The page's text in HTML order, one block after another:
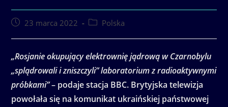
Post23 marca 2022
PostPolska
„Rosjanie okupujący elektrownię jądrową w Czarnobylu
„splądrowali i zniszczyli” laboratorium z radioaktywnymi
próbkami”– podaje stacja BBC. Brytyjska telewizja
powołała się na komunikat ukraińskiej państwowej